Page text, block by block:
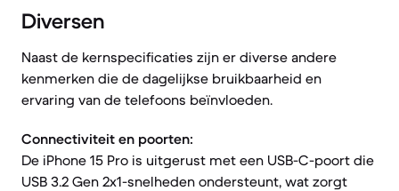
Diversen
Naast de kernspecificaties zijn er diverse andere
kenmerken die de dagelijkse bruikbaarheid en
ervaring van de telefoons beïnvloeden.
Connectiviteit en poorten:
De iPhone 15 Pro is uitgerust met een USB-C-poort die
USB 3.2 Gen 2x1-snelheden ondersteunt, wat zorgt